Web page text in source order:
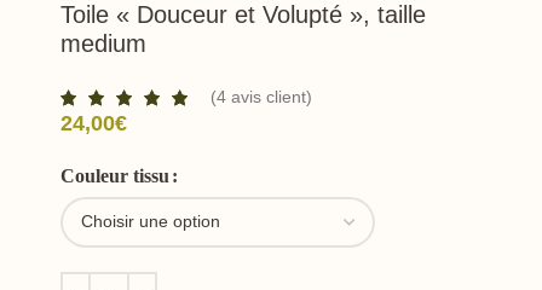
Toile « Douceur et Volupté », taille
medium
(4 avis client)
24,00€
Couleur tissu